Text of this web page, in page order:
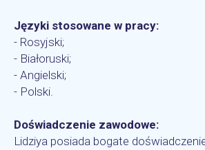
Języki stosowane w pracy:
- Rosyjski;
- Białoruski;
- Angielski;
- Polski.
Doświadczenie zawodowe:
Lidziya posiada bogate